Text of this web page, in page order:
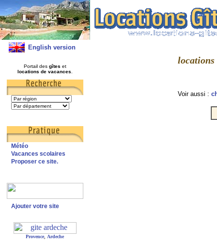
English version
Portail des gîtes et
locations de vacances
Météo
Vacances scolaires
Proposer ce site.
Ajouter votre site
Provence Ardeche
locations
Voir aussi :